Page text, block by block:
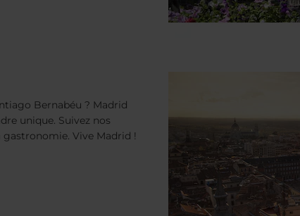
Bernabéu ? Madrid
unique. Suivez nos
Vive Madrid !